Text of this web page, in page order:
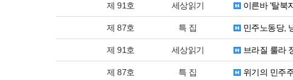
제 91호 세상읽기 이른바 '탈북
제 87호 특 집 민주노동당,
제 91호 세상읽기 브라질 룰라
제 87호 특 집 위기의 민주